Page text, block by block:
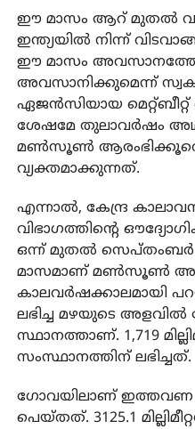
ഈ മാസം ആറ് മുതല്‍
ഇന്ത്യയില്‍ നിന്ന്
ഈ മാസം
അവസാനിക്കുമെന്ന്
ഏജന്‍സിയായ
ശേഷമേ തുലാവര്‍ഷം
മണ്‍സൂണ്‍
വ്യക്തമാക്കുന്നത്.
എന്നാല്‍, കേന്ദ്ര
വിഭാഗത്തിന്റെ
ഒന്ന് മുതല്‍ സെപ്തംബര്‍
മാസമാണ് മണ്‍സൂണ്‍
കാലവര്‍ഷക്കാലമായി
ലഭിച്ച മഴയുടെ അളവില്‍
സ്ഥാനത്താണ്. 1,719
സംസ്ഥാനത്തിന് ലഭിച്ചത്.
ഗോവയിലാണ് ഇത്തവണ
പെയ്തത്. 3125.1